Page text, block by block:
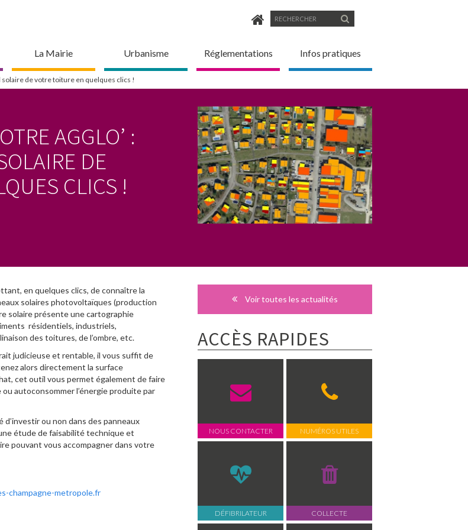
Formulaire
recherche
La Mairie Urbanisme Réglementations Infos pratiques
solaire de votre toiture en quelques clics !
AGGLO’ :
DE
CLICS !
en quelques clics, de connaître la
solaires photovoltaïques (production
solaire présente une cartographie
résidentiels, industriels,
des toitures, de l’ombre, etc.
judicieuse et rentable, il vous suffit de
alors directement la surface
cet outil vous permet également de faire
autoconsommer l’énergie produite par
ou non dans des panneaux
étude de faisabilité technique et
pouvant vous accompagner dans votre
champagne-metropole.fr
Voir toutes les actualités
ACCÈS RAPIDES
NOUS CONTACTER NUMÉROS UTILES
DÉFIBRILATEUR COLLECTE